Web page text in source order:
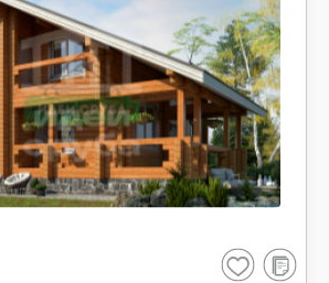
Сохранить
В